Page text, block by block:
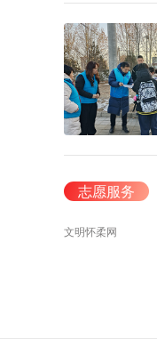
志愿服务
文明怀柔网